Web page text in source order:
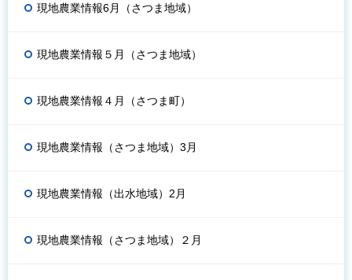
現地農業情報6月（さつま地域）
現地農業情報５月（さつま地域）
現地農業情報４月（さつま町）
現地農業情報（さつま地域）3月
現地農業情報（出水地域）2月
現地農業情報（さつま地域）２月